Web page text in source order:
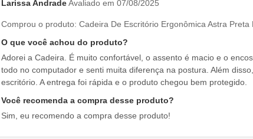
Larissa AndradeAvaliado em 07/08/2025
Comprou o produto: Cadeira De Escritório Ergonômica Astra Preta
O que você achou do produto?
Adorei a Cadeira. É muito confortável, o assento é macio e o
todo no computador e senti muita diferença na postura. Além
escritório. A entrega foi rápida e o produto chegou bem protegido.
Você recomenda a compra desse produto?
Sim, eu recomendo a compra desse produto!